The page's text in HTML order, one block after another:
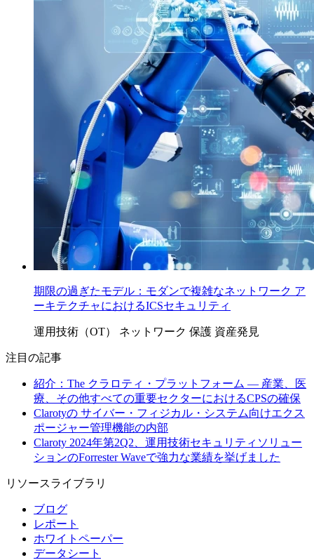
期限の過ぎたモデル：モダンで複雑なネットワーク ア
ーキテクチャにおけるICSセキュリティ
運用技術（OT） ネットワーク 保護 資産発見
注目の記事
紹介：The クラロティ・プラットフォーム — 産業、医
療、その他すべての重要セクターにおけるCPSの確保
Clarotyの サイバー・フィジカル・システム向けエクス
ポージャー管理機能の内部
Claroty 2024年第2Q2、運用技術セキュリティソリュー
ションのForrester Waveで強力な業績を挙げました
リソースライブラリ
ブログ
レポート
ホワイトペーパー
データシート